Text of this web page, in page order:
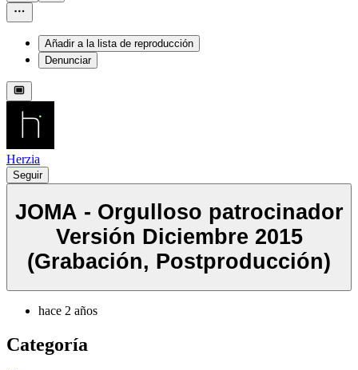
Añadir a la lista de reproducción
Denunciar
Herzia
Seguir
JOMA - Orgulloso patrocinador
Versión Diciembre 2015
(Grabación, Postproducción)
hace 2 años
Categoría